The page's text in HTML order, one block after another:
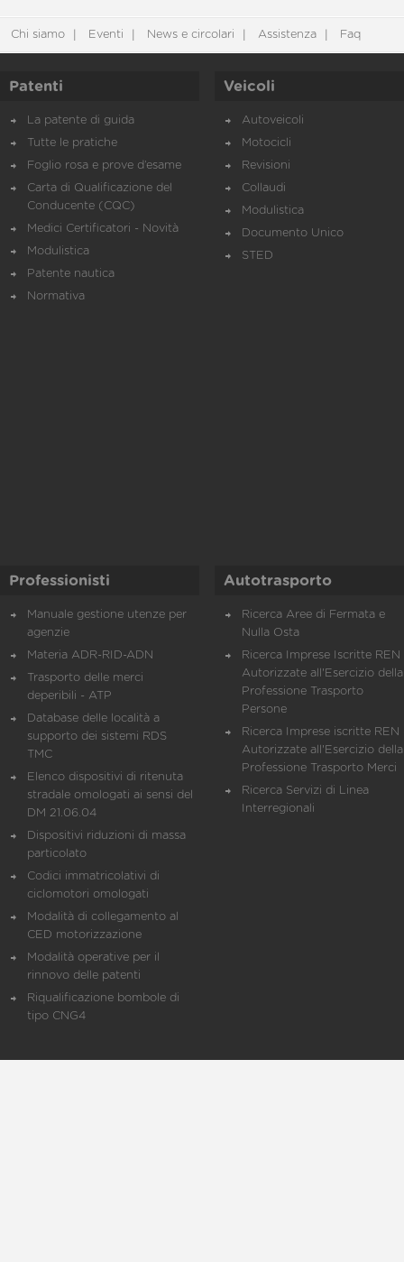
Chi siamo Eventi News e circolari Assistenza Faq
Patenti
La patente di guida
Tutte le pratiche
Foglio rosa e prove d’esame
Carta di Qualificazione del
Conducente (CQC)
Medici Certificatori - Novità
Modulistica
Patente nautica
Normativa
Veicoli
Autoveicoli
Motocicli
Revisioni
Collaudi
Modulistica
Documento Unico
STED
Professionisti
Manuale gestione utenze per
agenzie
Materia ADR-RID-ADN
Trasporto delle merci
deperibili - ATP
Database delle località a
supporto dei sistemi RDS
TMC
Elenco dispositivi di ritenuta
stradale omologati ai sensi del
DM 21.06.04
Dispositivi riduzioni di massa
particolato
Codici immatricolativi di
ciclomotori omologati
Modalità di collegamento al
CED motorizzazione
Modalità operative per il
rinnovo delle patenti
Riqualificazione bombole di
tipo CNG4
Autotrasporto
Ricerca Aree di Fermata e
Nulla Osta
Ricerca Imprese Iscritte REN
Autorizzate all'Esercizio della
Professione Trasporto
Persone
Ricerca Imprese iscritte REN
Autorizzate all'Esercizio della
Professione Trasporto Merci
Ricerca Servizi di Linea
Interregionali